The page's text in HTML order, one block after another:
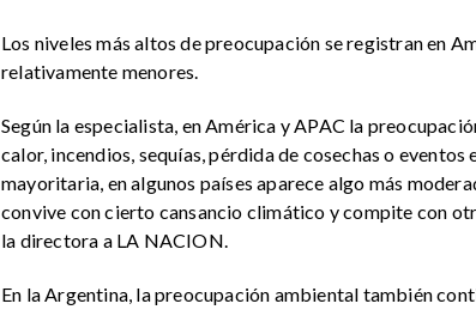
Los niveles más altos de preocupación se registran en
relativamente menores.
Según la especialista, en América y APAC la
calor, incendios, sequías, pérdida de cosechas o
mayoritaria, en algunos países aparece algo más
convive con cierto cansancio climático y compite con
la directora a LA NACION.
En la Argentina, la preocupación ambiental también